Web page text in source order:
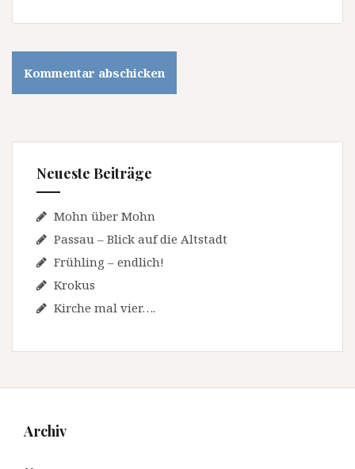
Neueste Beiträge
Mohn über Mohn
Passau – Blick auf die Altstadt
Frühling – endlich!
Krokus
Kirche mal vier….
Archiv